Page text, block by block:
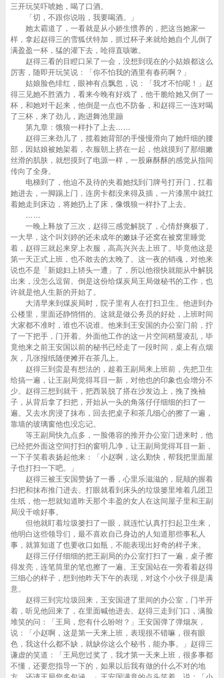
三开玩笑吓唬她，喝了口酒。
「切，不跟你说啦，我要喝酒。」
她太霸道了，一看就是从小娇生惯养的，把这当她家一
样，拿起赵得三的雪狐伏特加，抓过杯子来就给她自个儿倒了
满盈盈一杯，猛的灌下去，呛得直咳嗽。
赵得三看的目瞪口呆了一会，没想到现在的小姑娘都这么
厉害，随即开玩笑说：「你不怕我的酒里有春药啊？」
姑娘脸色绯红，眼神有点飘忽，说：「我才不怕呢！」赵
得三见她不胜酒力，看来今晚有好戏了，他干脆给她又倒了一
杯，和她对干起来，他倒是一点也不防备，和赵得三一连对喝
了三杯，来了劲儿，跑进舞池里蹦
第九章：饿狼一样扑了上去……
赵得三来劲儿了，揽着她背部的手慢慢滑向了她纤细的腰
部，因姑娘被她架着，衣服朝上挤在一起，他就摸到了那细嫩
丝滑的肌肤，就想摸到了电源一样，一股麻酥酥的感觉从指间
传向了全身。
电梯到了，他迫不及待的夹着她找到门牌号打开门，扛着
她进去，一脚踢上门，连房卡都没来得及插，一片漆黑中就扛
着她走到床边，将她扔上了床，像饿狼一样扑了上去。
……
一晚上释放了三次，赵得三感觉解脱了，心情舒爽极了。
一大早，这个叫刘婷的还未成年的嫩妹子还窝在被窝里睡觉
着，赵得三就起来穿上衣服，高高兴兴去上班了。毕竟他这是
第一天正式上班，也不敢去的太晚了。这一夜的销魂，对他来
说也不是「新媳妇上轿头一遭」了，所以他很快就能从中解脱
出来，没怎么逗留。倒是这份给煤炭局王局做秘书的工作，也
许就是他人生新的开始了。
大清早来到煤炭局时，院子里有人在打扫卫生。他进到办
公楼里，里面还静悄悄的。这就是做公务员的好处，上班时间
大家都不准时，谁也不说谁。他来到王安国的办公室门前，拧
了一下把手，门开着。外面他工作的这一片空间稍显凌乱，毕
竟他来之前王安国以前的秘书已经走了一段时间，桌上有点烟
灰，几张报纸随便摊开在茶几上。
赵得三到蛮是有想法的，趁着王副局来上班前，先把卫生
给搞一遍，让王副局觉得耳目一新，对他也的印象也会增分不
少。赵得三想到就干，把西装脱了搭在沙发边上，挽了挽袖
子，从背后拿了扫把，开始从一头的角落仔仔细细的扫了一
遍。又去水房浸了抹布，回去把桌子和茶几细心的擦了一遍，
靠墙的玻璃窗他也没忘记。
等王副局快九点多，一脸倦容的推开办公室门进来时，他
已经把外面这空间打扫的窗明几净，让王副局觉得耳目一新，
一下子笑着表扬起他来：「小赵啊，这么勤快，帮我把里面屋
子也打扫一下吧。」
赵得三被王安国赞扬了一番，心里乐滋滋的，屁颠的握着
扫把和抹布推门进去。打眼就看到床头的垃圾篓里堆着几团卫
生纸，他一想就知道昨天那个丰盈的女人在这间屋子里和王副
局没干啥好事。
但他就盯着垃圾篓扫了一眼，就连忙认真打扫起卫生来，
他明白这些领导们，最不喜欢自己身边的人知道那些事私人
事，就算知道了也要收口如瓶，不能表现出好奇的样子来。
赵得三仔仔细细的把王副局的办公室打扫了一遍，桌子擦
得发亮，连笔筒里的笔也擦了一遍。王安国站在一旁看着赵得
三细心的样子，想到他昨天下午的表现，对这个小伙子很是满
意。
赵得三到完垃圾回来，王安国进了里间的办公室，门半开
着，听见他回来了，在里面喊他进去。赵得三走到门口，满脸
堆笑的问：「王局，您有什么吩咐？」王安国弹了弹烟灰，
说：「小赵啊，这是第一天来上班，表现很不错嘛，很有眼
色，我这什么都不缺，就缺你这么个秘书，能办事。」赵得三
谦虚的笑道：「王局您过奖了，我才第一天来上班，很多事都
不懂，还要您指导一下的，如果以后我有做的什么不对的地